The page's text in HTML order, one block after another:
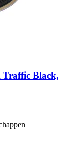
Black,